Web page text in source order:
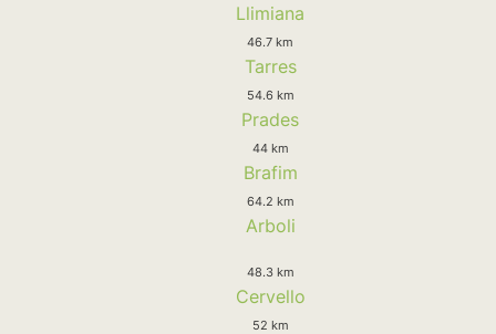
Llimiana
46.7 km
Tarres
54.6 km
Prades
44 km
Brafim
64.2 km
Arboli
48.3 km
Cervello
52 km